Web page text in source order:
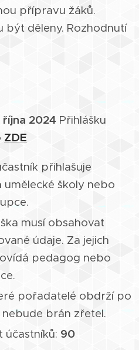
přípravu žáků.
být děleny. Rozhodnutí
října 2024 Přihlášku
ZDE
přihlašuje
školy nebo
musí obsahovat
údaje. Za jejich
pedagog nebo
pořadatelé obdrží po
brán zřetel.
účastníků: 90